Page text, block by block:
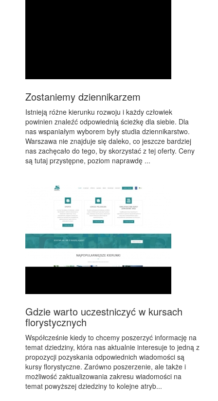
Zostaniemy dziennikarzem
Istnieją różne kierunku rozwoju i każdy człowiek
powinien znaleźć odpowiednią ścieżkę dla siebie. Dla
nas wspaniałym wyborem były studia dziennikarstwo.
Warszawa nie znajduje się daleko, co jeszcze bardziej
nas zachęcało do tego, by skorzystać z tej oferty. Ceny
są tutaj przystępne, poziom naprawdę ...
Gdzie warto uczestniczyć w kursach
florystycznych
Współcześnie kiedy to chcemy poszerzyć informację na
temat dziedziny, która nas aktualnie interesuje to jedną z
propozycji pozyskania odpowiednich wiadomości są
kursy florystyczne. Zarówno poszerzenie, ale także i
możliwość zaktualizowania zakresu wiadomości na
temat powyższej dziedziny to kolejne atryb...